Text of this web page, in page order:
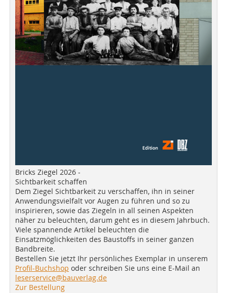
Bricks Ziegel 2026 -
Sichtbarkeit schaffen
Dem Ziegel Sichtbarkeit zu verschaffen, ihn in seiner
Anwendungsvielfalt vor Augen zu führen und so zu
inspirieren, sowie das Ziegeln in all seinen Aspekten
näher zu beleuchten, darum geht es in diesem Jahrbuch.
Viele spannende Artikel beleuchten die
Einsatzmöglichkeiten des Baustoffs in seiner ganzen
Bandbreite.
Bestellen Sie jetzt Ihr persönliches Exemplar in unserem
Profil-Buchshop oder schreiben Sie uns eine E-Mail an
leserservice@bauverlag.de
Zur Bestellung